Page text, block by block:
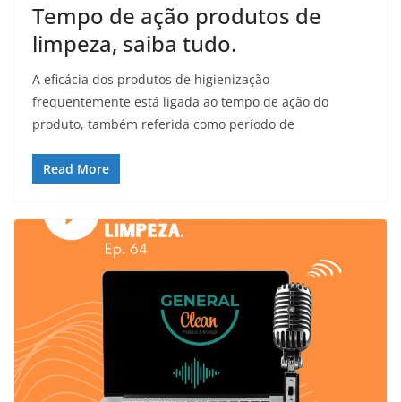
Tempo de ação produtos de
limpeza, saiba tudo.
A eficácia dos produtos de higienização
frequentemente está ligada ao tempo de ação do
produto, também referida como período de
Read More